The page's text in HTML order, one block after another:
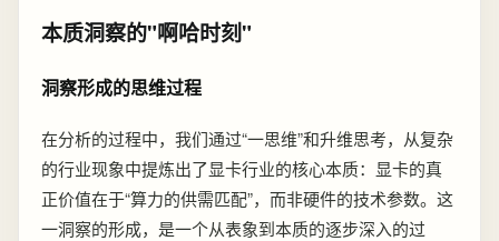
本质洞察的"啊哈时刻"
洞察形成的思维过程
在分析的过程中，我们通过“一思维”和升维思考，从复杂
的行业现象中提炼出了显卡行业的核心本质：显卡的真
正价值在于“算力的供需匹配”，而非硬件的技术参数。这
一洞察的形成，是一个从表象到本质的逐步深入的过